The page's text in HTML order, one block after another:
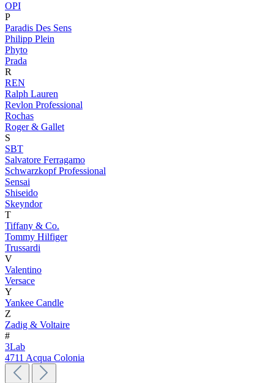
OPI
P
Paradis Des Sens
Philipp Plein
Phyto
Prada
R
REN
Ralph Lauren
Revlon Professional
Rochas
Roger & Gallet
S
SBT
Salvatore Ferragamo
Schwarzkopf Professional
Sensai
Shiseido
Skeyndor
T
Tiffany & Co.
Tommy Hilfiger
Trussardi
V
Valentino
Versace
Y
Yankee Candle
Z
Zadig & Voltaire
#
3Lab
4711 Acqua Colonia